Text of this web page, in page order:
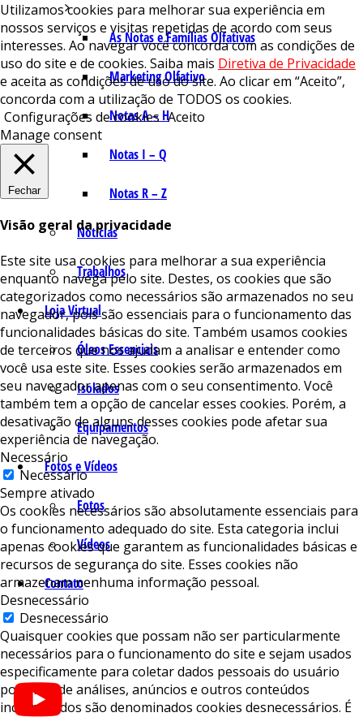
As Notas e Famílias Olfativas
Marketing Olfativo
Notas A – H
Notas I – Q
Notas R – Z
Notícias
Trabalhos
Loja Virtual
Óleos Essenciais
Isolados
Equipamentos
Fotos e Vídeos
Fotos
Vídeos
Contato
Utilizamos cookies para melhorar sua experiência em
nossos serviços e visitas repetidas de acordo com seus
interesses. Ao navegar você concorda com as condições de
uso do site e de cookies. Saiba mais Diretiva de Privacidade
e aceita as condições de uso do site. Ao clicar em “Aceito”,
concorda com a utilização de TODOS os cookies.
Configurações de cookies Aceito
Manage consent
Fechar
Visão geral da privacidade
Este site usa cookies para melhorar a sua experiência
enquanto navega pelo site. Destes, os cookies que são
categorizados como necessários são armazenados no seu
navegador, pois são essenciais para o funcionamento das
funcionalidades básicas do site. Também usamos cookies
de terceiros que nos ajudam a analisar e entender como
você usa este site. Esses cookies serão armazenados em
seu navegador apenas com o seu consentimento. Você
também tem a opção de cancelar esses cookies. Porém, a
desativação de alguns desses cookies pode afetar sua
experiência de navegação.
Necessário
Necessário
Sempre ativado
Os cookies necessários são absolutamente essenciais para
o funcionamento adequado do site. Esta categoria inclui
apenas cookies que garantem as funcionalidades básicas e
recursos de segurança do site. Esses cookies não
armazenam nenhuma informação pessoal.
Desnecessário
Desnecessário
Quaisquer cookies que possam não ser particularmente
necessários para o funcionamento do site e sejam usados ​​
especificamente para coletar dados pessoais do usuário
por meio de análises, anúncios e outros conteúdos
incorporados são denominados cookies desnecessários. É